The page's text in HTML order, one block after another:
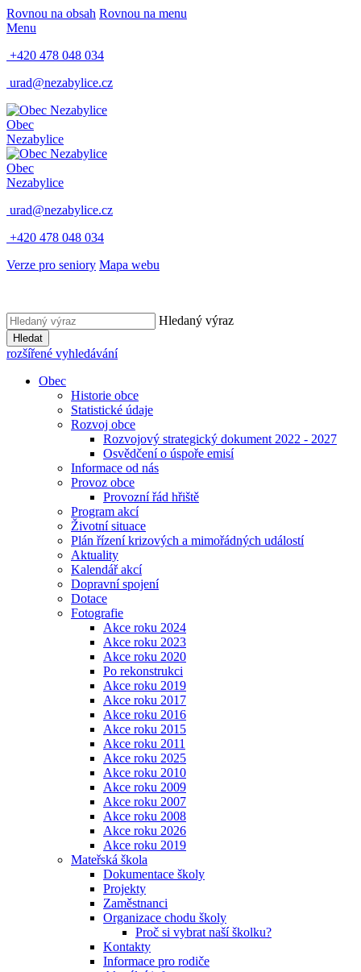
Rovnou na obsah Rovnou na menu
Menu
+420 478 048 034
urad@nezabylice.cz
Obec
Nezabylice
Obec
Nezabylice
urad@nezabylice.cz
+420 478 048 034
Verze pro seniory Mapa webu
Hledaný výraz
Hledat
rozšířené vyhledávání
Obec
Historie obce
Statistické údaje
Rozvoj obce
Rozvojový strategický dokument 2022 - 2027
Osvědčení o úspoře emisí
Informace od nás
Provoz obce
Provozní řád hřiště
Program akcí
Životní situace
Plán řízení krizových a mimořádných událostí
Aktuality
Kalendář akcí
Dopravní spojení
Dotace
Fotografie
Akce roku 2024
Akce roku 2023
Akce roku 2020
Po rekonstrukci
Akce roku 2019
Akce roku 2017
Akce roku 2016
Akce roku 2015
Akce roku 2011
Akce roku 2025
Akce roku 2010
Akce roku 2009
Akce roku 2007
Akce roku 2008
Akce roku 2026
Akce roku 2019
Mateřská škola
Dokumentace školy
Projekty
Zaměstnanci
Organizace chodu školy
Proč si vybrat naší školku?
Kontakty
Informace pro rodiče